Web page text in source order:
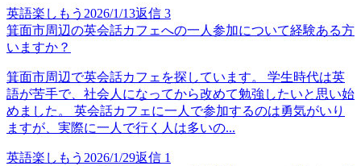
英語楽しもう 2026/1/13返信 3
箕面市周辺の英会話カフェへの一人参加について経験ある方
いますか？
箕面市周辺で英会話カフェを探しています。 学生時代は英
語が苦手で、社会人になってから改めて勉強したいと思い始
めました。 英会話カフェに一人で参加するのは勇気がいり
ますが、実際に一人で行く人は多いの...
英語楽しもう 2026/1/29返信 1